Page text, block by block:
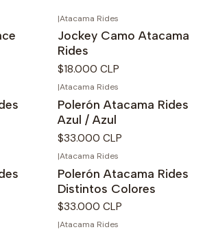
|Atacama Rides
Jockey Camo Atacama
Rides
$18.000 CLP
|Atacama Rides
Polerón Atacama Rides
Azul / Azul
$33.000 CLP
|Atacama Rides
Polerón Atacama Rides
Distintos Colores
$33.000 CLP
|Atacama Rides